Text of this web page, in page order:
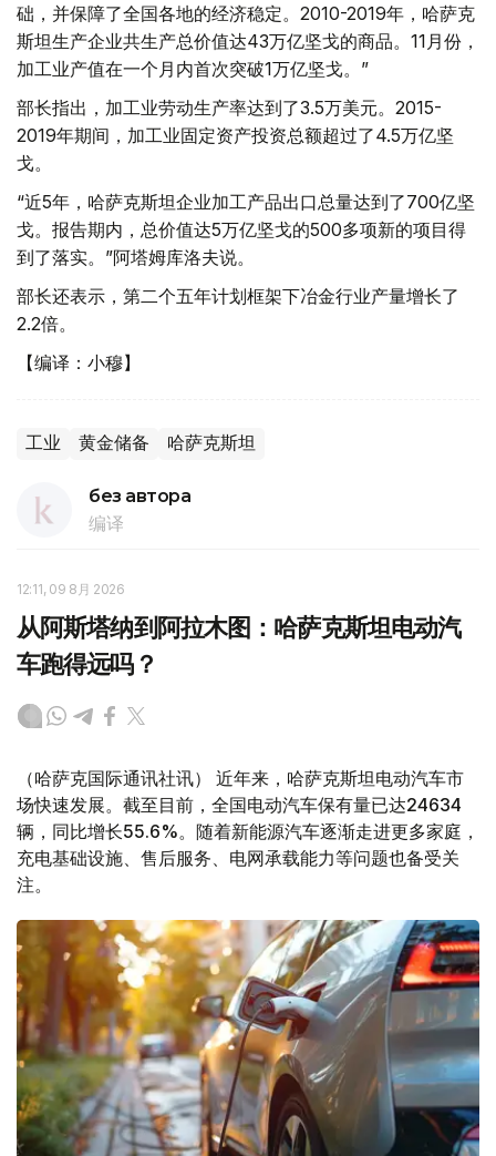
础，并保障了全国各地的经济稳定。2010-2019年，哈萨克
斯坦生产企业共生产总价值达43万亿坚戈的商品。11月份，
加工业产值在一个月内首次突破1万亿坚戈。”
部长指出，加工业劳动生产率达到了3.5万美元。2015-
2019年期间，加工业固定资产投资总额超过了4.5万亿坚
戈。
“近5年，哈萨克斯坦企业加工产品出口总量达到了700亿坚
戈。报告期内，总价值达5万亿坚戈的500多项新的项目得
到了落实。”阿塔姆库洛夫说。
部长还表示，第二个五年计划框架下冶金行业产量增长了
2.2倍。
【编译：小穆】
工业 黄金储备 哈萨克斯坦
без автора
编译
12:11, 09 8月 2026
从阿斯塔纳到阿拉木图：哈萨克斯坦电动汽
车跑得远吗？
（哈萨克国际通讯社讯） 近年来，哈萨克斯坦电动汽车市
场快速发展。截至目前，全国电动汽车保有量已达24634
辆，同比增长55.6%。随着新能源汽车逐渐走进更多家庭，
充电基础设施、售后服务、电网承载能力等问题也备受关
注。